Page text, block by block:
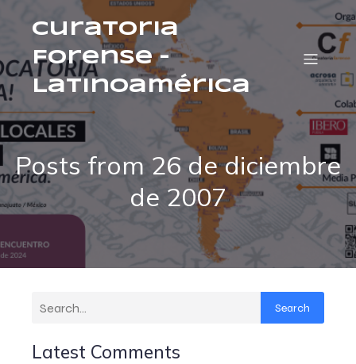
Curatoria
Forense –
Latinoamérica
Posts from 26 de diciembre
de 2007
Search
Latest Comments